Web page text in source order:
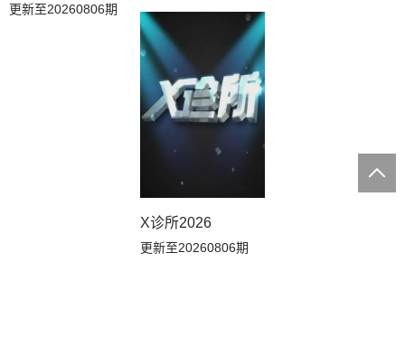
更新至20260806期
X诊所2026
更新至20260806期